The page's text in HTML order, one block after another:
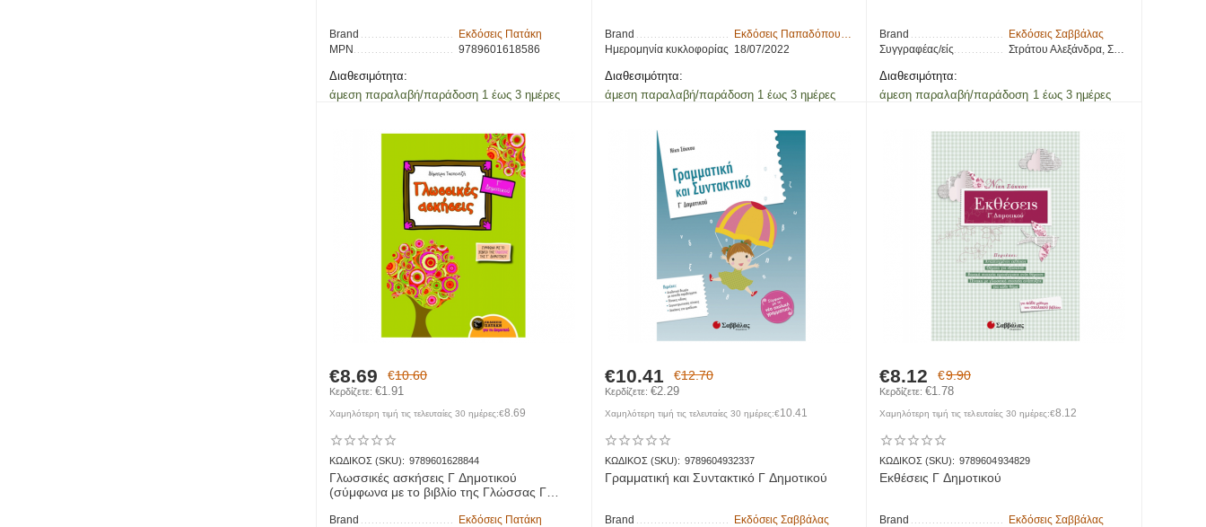
Brand
Εκδόσεις Πατάκη
MPN
9789601618586
Διαθεσιμότητα:
άμεση παραλαβή/παράδοση 1 έως 3 ημέρες
Brand
Εκδόσεις Παπαδόπουλος
Ημερομηνία κυκλοφορίας 18/07/2022
Διαθεσιμότητα:
άμεση παραλαβή/παράδοση 1 έως 3 ημέρες
Brand
Εκδόσεις Σαββάλας
Συγγραφέας/είς
Στράτου Αλεξάνδρα, Σάκκου Νίκη
Διαθεσιμότητα:
άμεση παραλαβή/παράδοση 1 έως 3 ημέρες
€10.60
€8.69
Κερδίζετε: €1.91
Χαμηλότερη τιμή τις τελευταίες 30 ημέρες:€8.69
ΚΩΔΙΚΟΣ (SKU): 9789601628844
Γλωσσικές ασκήσεις Γ Δημοτικού
(σύμφωνα με το βιβλίο της Γλώσσας Γ
Brand
Εκδόσεις Πατάκη
€12.70
€10.41
Κερδίζετε: €2.29
Χαμηλότερη τιμή τις τελευταίες 30 ημέρες:€10.41
ΚΩΔΙΚΟΣ (SKU): 9789604932337
Γραμματική και Συντακτικό Γ Δημοτικού
Brand
Εκδόσεις Σαββάλας
€9.90
€8.12
Κερδίζετε: €1.78
Χαμηλότερη τιμή τις τελευταίες 30 ημέρες:€8.12
ΚΩΔΙΚΟΣ (SKU): 9789604934829
Εκθέσεις Γ Δημοτικού
Brand
Εκδόσεις Σαββάλας